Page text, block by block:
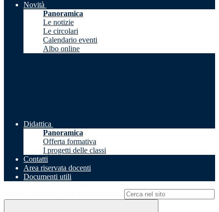
Novità
Panoramica
Le notizie
Le circolari
Calendario eventi
Albo online
Didattica
Panoramica
Offerta formativa
I progetti delle classi
Contatti
Area riservata docenti
Documenti utili